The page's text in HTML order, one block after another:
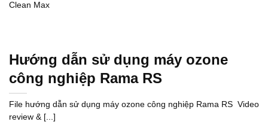
Clean Max
Hướng dẫn sử dụng máy ozone
công nghiệp Rama RS
File hướng dẫn sử dụng máy ozone công nghiệp Rama RS Video
review & [...]